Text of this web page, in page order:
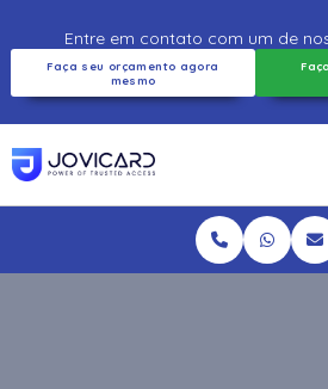
Entre em contato com um de
Faça seu orçamento agora
mesmo